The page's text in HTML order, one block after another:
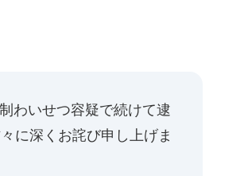
わいせつ容疑で続けて逮
に深くお詫び申し上げま